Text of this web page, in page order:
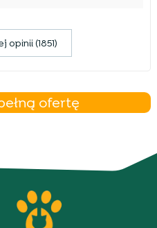
opinii (1851)
ofertę